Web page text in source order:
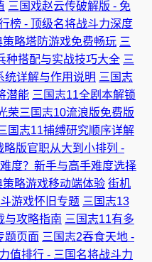
三国戏赵云传破解版 - 免
榜 - 顶级名将战斗力深度
略塔防游戏免费畅玩 三
种搭配与实战技巧大全 三
统详解与作用说明 三国志
潜能 三国志11全剧本解锁
荣三国志10流浪版免费版
国志11捕缚研究顺序详解
略版官职从大到小排列 -
度？新手与高手难度选择
略游戏移动端体验 街机
游戏怀旧专题 三国志13
与攻略指南 三国志11有多
题页面 三国志2吞食天地 -
值排行 - 三国名将战斗力